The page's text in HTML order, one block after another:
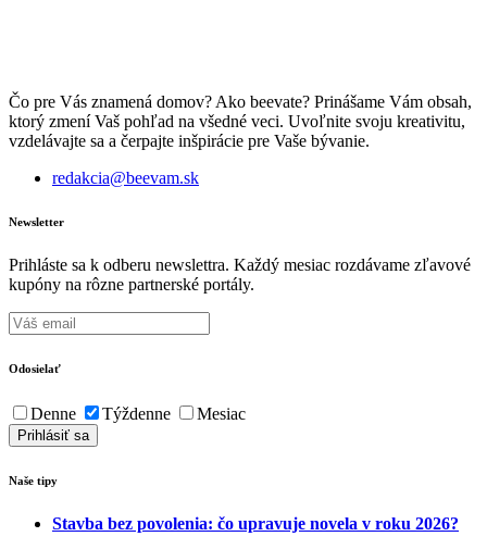
Čo pre Vás znamená domov? Ako beevate? Prinášame Vám obsah,
ktorý zmení Vaš pohľad na všedné veci. Uvoľnite svoju kreativitu,
vzdelávajte sa a čerpajte inšpirácie pre Vaše bývanie.
redakcia@beevam.sk
Newsletter
Prihláste sa k odberu newslettra. Každý mesiac rozdávame zľavové
kupóny na rôzne partnerské portály.
Odosielať
Denne Týždenne Mesiac
Naše tipy
Stavba bez povolenia: čo upravuje novela v roku 2026?